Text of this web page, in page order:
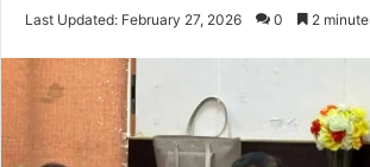
Last Updated: February 27, 2026 0 2